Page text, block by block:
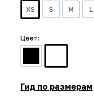
XS
S M L
Цвет:
Гид по размерам